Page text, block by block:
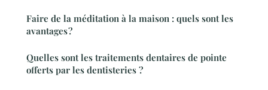
Faire de la méditation à la maison : quels sont les
avantages ?
Quelles sont les traitements dentaires de pointe
offerts par les dentisteries ?